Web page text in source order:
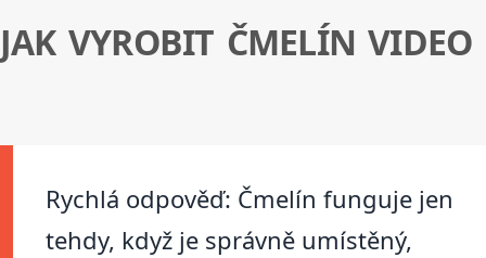
JAK VYROBIT ČMELÍN VIDEO
Rychlá odpověď: Čmelín funguje jen
tehdy, když je správně umístěný,